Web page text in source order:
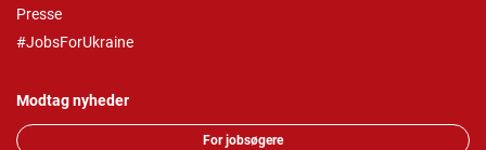
Presse
#JobsForUkraine
Modtag nyheder
For jobsøgere